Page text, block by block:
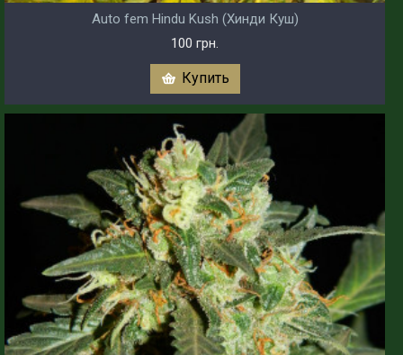
Auto fem Hindu Kush (Хинди Куш)
100 грн.
Купить